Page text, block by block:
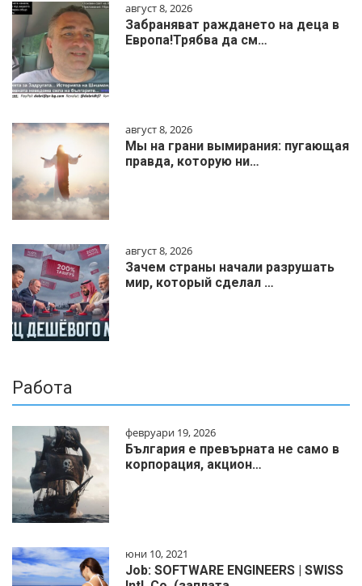
август 8, 2026
Забраняват раждането на деца в
Европа!Трябва да см…
август 8, 2026
Мы на грани вымирания: пугающая
правда, которую ни…
август 8, 2026
Зачем страны начали разрушать
мир, который сделал …
Работа
февруари 19, 2026
България е превърната не само в
корпорация, акцион…
юни 10, 2021
Job: SOFTWARE ENGINEERS | SWISS